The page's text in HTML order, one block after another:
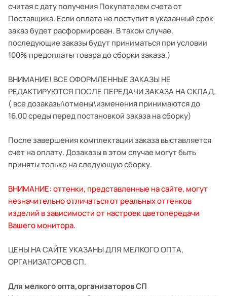
считая с дату получения Покупателем счета от
Поставщика. Если оплата не поступит в указанный срок
заказ будет расформирован. В таком случае,
последующие заказы будут приниматься при условии
100% предоплаты товара до сборки заказа.)
ВНИМАНИЕ! ВСЕ ОФОРМЛЕННЫЕ ЗАКАЗЫ НЕ
РЕДАКТИРУЮТСЯ ПОСЛЕ ПЕРЕДАЧИ ЗАКАЗА НА СКЛАД.
( все дозаказы\отмены\изменения принимаются до
16.00 среды перед постановкой заказа на сборку)
После завершения комплектации заказа выставляется
счет на оплату. Дозаказы в этом случае могут быть
приняты только на следующую сборку.
ВНИМАНИЕ: оттенки, представленные на сайте, могут
незначительно отличаться от реальных оттенков
изделий в зависимости от настроек цветопередачи
Вашего монитора.
ЦЕНЫ НА САЙТЕ УКАЗАНЫ ДЛЯ МЕЛКОГО ОПТА,
ОРГАНИЗАТОРОВ СП.
Для мелкого опта,организаторов СП